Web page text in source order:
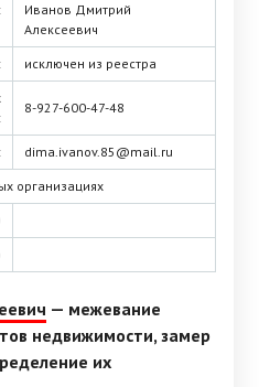
Иванов Дмитрий
Алексеевич
исключен из реестра
8-927-600-47-48
dima.ivanov.85@mail.ru
организациях
— межевание
недвижимости, замер
их